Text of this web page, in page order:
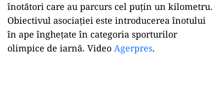
înotători care au parcurs cel puțin un kilometru.
Obiectivul asociației este introducerea înotului
în ape înghețate în categoria sporturilor
olimpice de iarnă. Video Agerpres.